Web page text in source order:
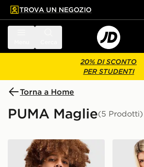
principale
a fondo pagina
TROVA UN NEGOZIO
20% DI SCONTO
PER STUDENTI
Torna a Home
PUMA Maglie(5 Prodotti)
PUMA Olympique Marseille 1/4 Zip
PUMA